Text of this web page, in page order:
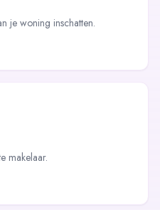
je woning inschatten.
makelaar.